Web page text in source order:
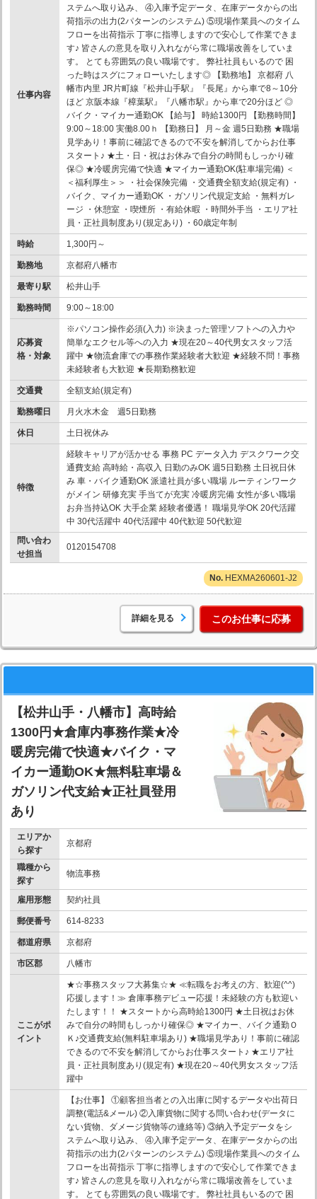
仕事内容
ステムへ取り込み、 ④入庫予定データ、在庫データからの出
荷指示の出力(2パターンのシステム) ⑤現場作業員へのタイム
フローを出荷指示 丁寧に指導しますので安心して作業できま
す♪ 皆さんの意見を取り入れながら常に職場改善をしていま
す。 とても雰囲気の良い職場です。 弊社社員もいるので 困
った時はスグにフォローいたします◎ 【勤務地】 京都府 八
幡市内里 JR片町線『松井山手駅』『長尾』から車で8～10分
ほど 京阪本線『樟葉駅』『八幡市駅』から車で20分ほど ◎
バイク・マイカー通勤OK 【給与】 時給1300円 【勤務時間】
9:00～18:00 実働8.00ｈ 【勤務日】 月～金 週5日勤務 ★職場
見学あり！事前に確認できるので不安を解消してからお仕事
スタート♪ ★土・日・祝はお休みで自分の時間もしっかり確
保◎ ★冷暖房完備で快適 ★マイカー通勤OK(駐車場完備) ＜
＜福利厚生＞＞ ・社会保険完備 ・交通費全額支給(規定有) ・
バイク、マイカー通勤OK ・ガソリン代規定支給 ・無料ガレ
ージ ・休憩室 ・喫煙所 ・有給休暇 ・時間外手当 ・エリア社
員・正社員制度あり(規定あり) ・60歳定年制
時給 1,300円～
勤務地 京都府八幡市
最寄り駅 松井山手
勤務時間 9:00～18:00
応募資
格・対象
※パソコン操作必須(入力) ※決まった管理ソフトへの入力や
簡単なエクセル等への入力 ★現在20～40代男女スタッフ活
躍中 ★物流倉庫での事務作業経験者大歓迎 ★経験不問！事務
未経験者も大歓迎 ★長期勤務歓迎
交通費 全額支給(規定有)
勤務曜日 月火水木金 週5日勤務
休日 土日祝休み
特徴
経験キャリアが活かせる 事務 PC データ入力 デスクワーク交
通費支給 高時給・高収入 日勤のみOK 週5日勤務 土日祝日休
み 車・バイク通勤OK 派遣社員が多い職場 ルーティンワーク
がメイン 研修充実 手当てが充実 冷暖房完備 女性が多い職場
お弁当持込OK 大手企業 経験者優遇！ 職場見学OK 20代活躍
中 30代活躍中 40代活躍中 40代歓迎 50代歓迎
問い合わ
せ担当
0120154708
HEXMA260601-J2
詳細を見る このお仕事に応募
【松井山手・八幡市】高時給
1300円★倉庫内事務作業★冷
暖房完備で快適★バイク・マ
イカー通勤OK★無料駐車場＆
ガソリン代支給★正社員登用
あり
エリアか
ら探す
京都府
職種から
探す
物流事務
雇用形態 契約社員
郵便番号 614-8233
都道府県 京都府
市区郡 八幡市
ここがポ
イント
★☆事務スタッフ大募集☆★ ≪転職をお考えの方、歓迎(^^)
応援します！≫ 倉庫事務デビュー応援！未経験の方も歓迎い
たします！！ ★スタートから高時給1300円 ★土日祝はお休
みで自分の時間もしっかり確保◎ ★マイカー、バイク通勤Ｏ
Ｋ♪交通費支給(無料駐車場あり) ★職場見学あり！事前に確認
できるので不安を解消してからお仕事スタート♪ ★エリア社
員・正社員制度あり(規定有) ★現在20～40代男女スタッフ活
躍中
【お仕事】 ①顧客担当者との入出庫に関するデータや出荷日
調整(電話&メール) ②入庫貨物に関する問い合わせ(データに
ない貨物、ダメージ貨物等の連絡等) ③納入予定データをシ
ステムへ取り込み、 ④入庫予定データ、在庫データからの出
荷指示の出力(2パターンのシステム) ⑤現場作業員へのタイム
フローを出荷指示 丁寧に指導しますので安心して作業できま
す♪ 皆さんの意見を取り入れながら常に職場改善をしていま
す。 とても雰囲気の良い職場です。 弊社社員もいるので 困